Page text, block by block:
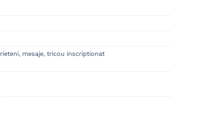
, mesaje, tricou inscriptionat